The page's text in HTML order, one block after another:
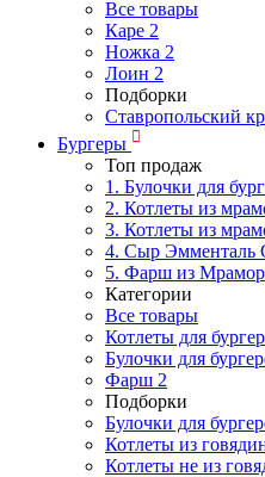
Все товары
Каре 2
Ножка 2
Лоин 2
Подборки
Ставропольский
Бургеры
Топ продаж
1. Булочки для
2. Котлеты из
3. Котлеты из
4. Сыр Эмменталь
5. Фарш из
Категории
Все товары
Котлеты для
Булочки для
Фарш 2
Подборки
Булочки для
Котлеты из
Котлеты не из